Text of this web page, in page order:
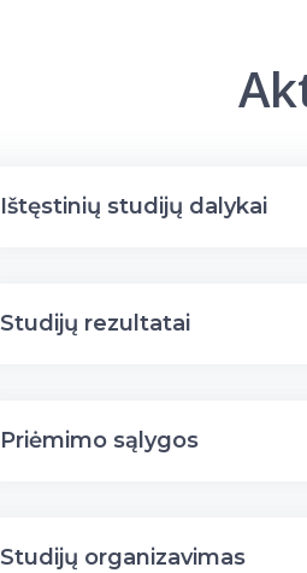
Ištęstinių studijų dalykai
Studijų rezultatai
Priėmimo sąlygos
Studijų organizavimas